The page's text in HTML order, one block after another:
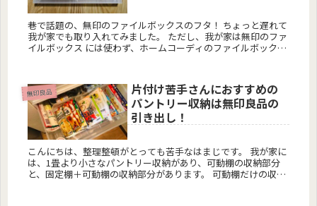
巷で話題の、無印のファイルボックスのフタ！ ちょっと遅れて
我が家でも取り入れてみました。 ただし、我が家は無印のファ
イルボックス には使わず、ホームコーディのファイルボックス
無印良品
片付け苦手さんにおすすめの
パントリー収納は無印良品の
引き出し！
こんにちは、整理整頓がとっても苦手なはまじです。 我が家に
は、1畳より小さなパントリー収納があり、可動棚の収納部分
と、固定棚＋可動棚の収納部分があります。 可動棚だけの収納